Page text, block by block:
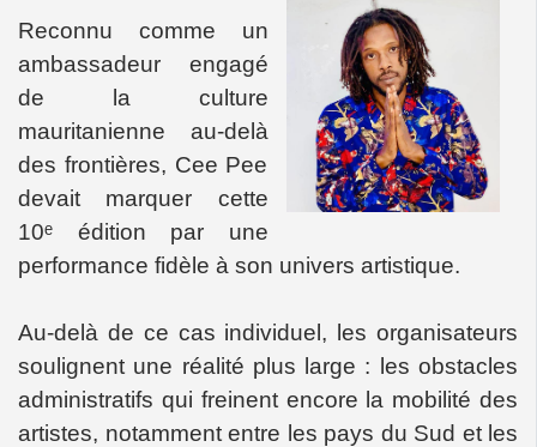
Reconnu comme un
ambassadeur engagé
de la culture
mauritanienne au-delà
des frontières, Cee Pee
devait marquer cette
10ᵉ édition par une
performance fidèle à son univers artistique.
Au-delà de ce cas individuel, les organisateurs
soulignent une réalité plus large : les obstacles
administratifs qui freinent encore la mobilité des
artistes, notamment entre les pays du Sud et les